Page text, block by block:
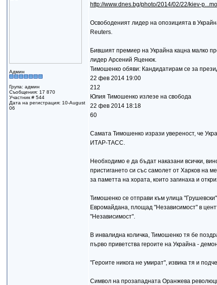
Админ
Група: админ
Съобщения: 17 870
Участник # 544
Дата на регистрация: 10-August
06
http://www.dnes.bg/photo/2014/02/22/kiev-
Освободеният лидер на опозицията в
Reuters.
Бившият премиер на Украйна кацна малко
лидер Арсений Яценюк.
Тимошенко обяви: Кандидатирам се за
22 фев 2014 19:00
212
Юлия Тимошенко излезе на свобода
22 фев 2014 18:18
60
Самата Тимошенко изрази увереност, че
ИТАР-ТАСС.
Необходимо е да бъдат наказани всички,
пристигането си със самолет от Харков на
за паметта на хората, които загинаха и
Тимошенко се отправи към улица
Евромайдана, площад "Независимост" в
"Независимост".
В инвалидна количка, Тимошенко тя бе
първо приветства героите на Украйна -
"Героите никога не умират", извика тя и
Символ на прозападната Оранжева